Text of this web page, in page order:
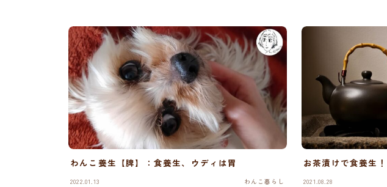
わんこ養生【脾】：食養生、ウディは胃
2022.01.13 わんこ暮らし
お茶漬けで食養生
2021.08.28